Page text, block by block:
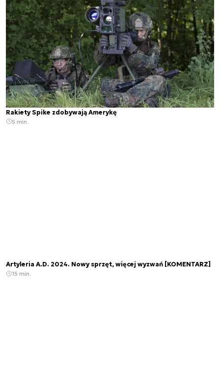
Rakiety Spike zdobywają Amerykę
5 min.
Artyleria A.D. 2024. Nowy sprzęt, więcej wyzwań [KOMENTARZ]
15 min.